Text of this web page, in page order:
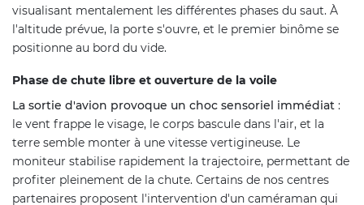
visualisant mentalement les différentes phases du saut. À
l'altitude prévue, la porte s'ouvre, et le premier binôme se
positionne au bord du vide.
Phase de chute libre et ouverture de la voile
La sortie d'avion provoque un choc sensoriel immédiat :
le vent frappe le visage, le corps bascule dans l'air, et la
terre semble monter à une vitesse vertigineuse. Le
moniteur stabilise rapidement la trajectoire, permettant de
profiter pleinement de la chute. Certains de nos centres
partenaires proposent l'intervention d'un caméraman qui